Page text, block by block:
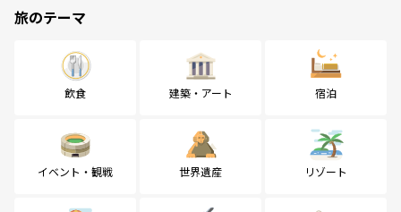
旅のテーマ
飲食 建築・アート 宿泊
イベント・観戦 世界遺産 リゾート